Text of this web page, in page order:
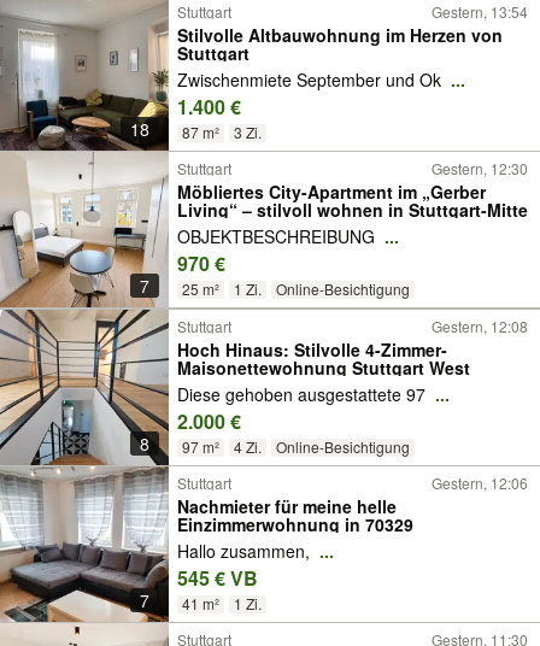
18
Stuttgart Gestern, 13:54
Stilvolle Altbauwohnung im Herzen von
Stuttgart
Zwischenmiete September und Ok ...
1.400 €
87 m² 3 Zi.
7
Stuttgart Gestern, 12:30
Möbliertes City-Apartment im „Gerber
Living“ – stilvoll wohnen in Stuttgart-Mitte
OBJEKTBESCHREIBUNG ...
970 €
25 m² 1 Zi. Online-Besichtigung
8
Stuttgart Gestern, 12:08
Hoch Hinaus: Stilvolle 4-Zimmer-
Maisonettewohnung Stuttgart West
Diese gehoben ausgestattete 97 ...
2.000 €
97 m² 4 Zi. Online-Besichtigung
7
Stuttgart Gestern, 12:06
Nachmieter für meine helle
Einzimmerwohnung in 70329
Hallo zusammen, ...
545 € VB
41 m²
1 Zi.
Stuttgart
Gestern, 11:30